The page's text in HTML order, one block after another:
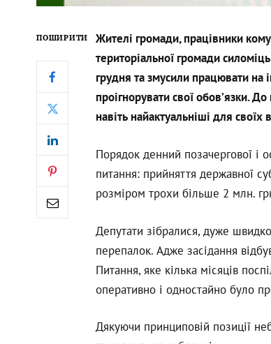
ПОШИРИТИ
Жителі громади, працівники
територіальної громади
грудня та змусили працювати на
проігнорувати свої обов’язки.
навіть найактуальніші для своїх
Порядок денний позачергової і
питання: прийняття державної
розміром трохи більше 2 млн.
Депутати зібралися, дуже
перепалок. Адже засідання
Питання, яке кілька місяців
оперативно і одностайно було
Дякуючи принциповій позиції